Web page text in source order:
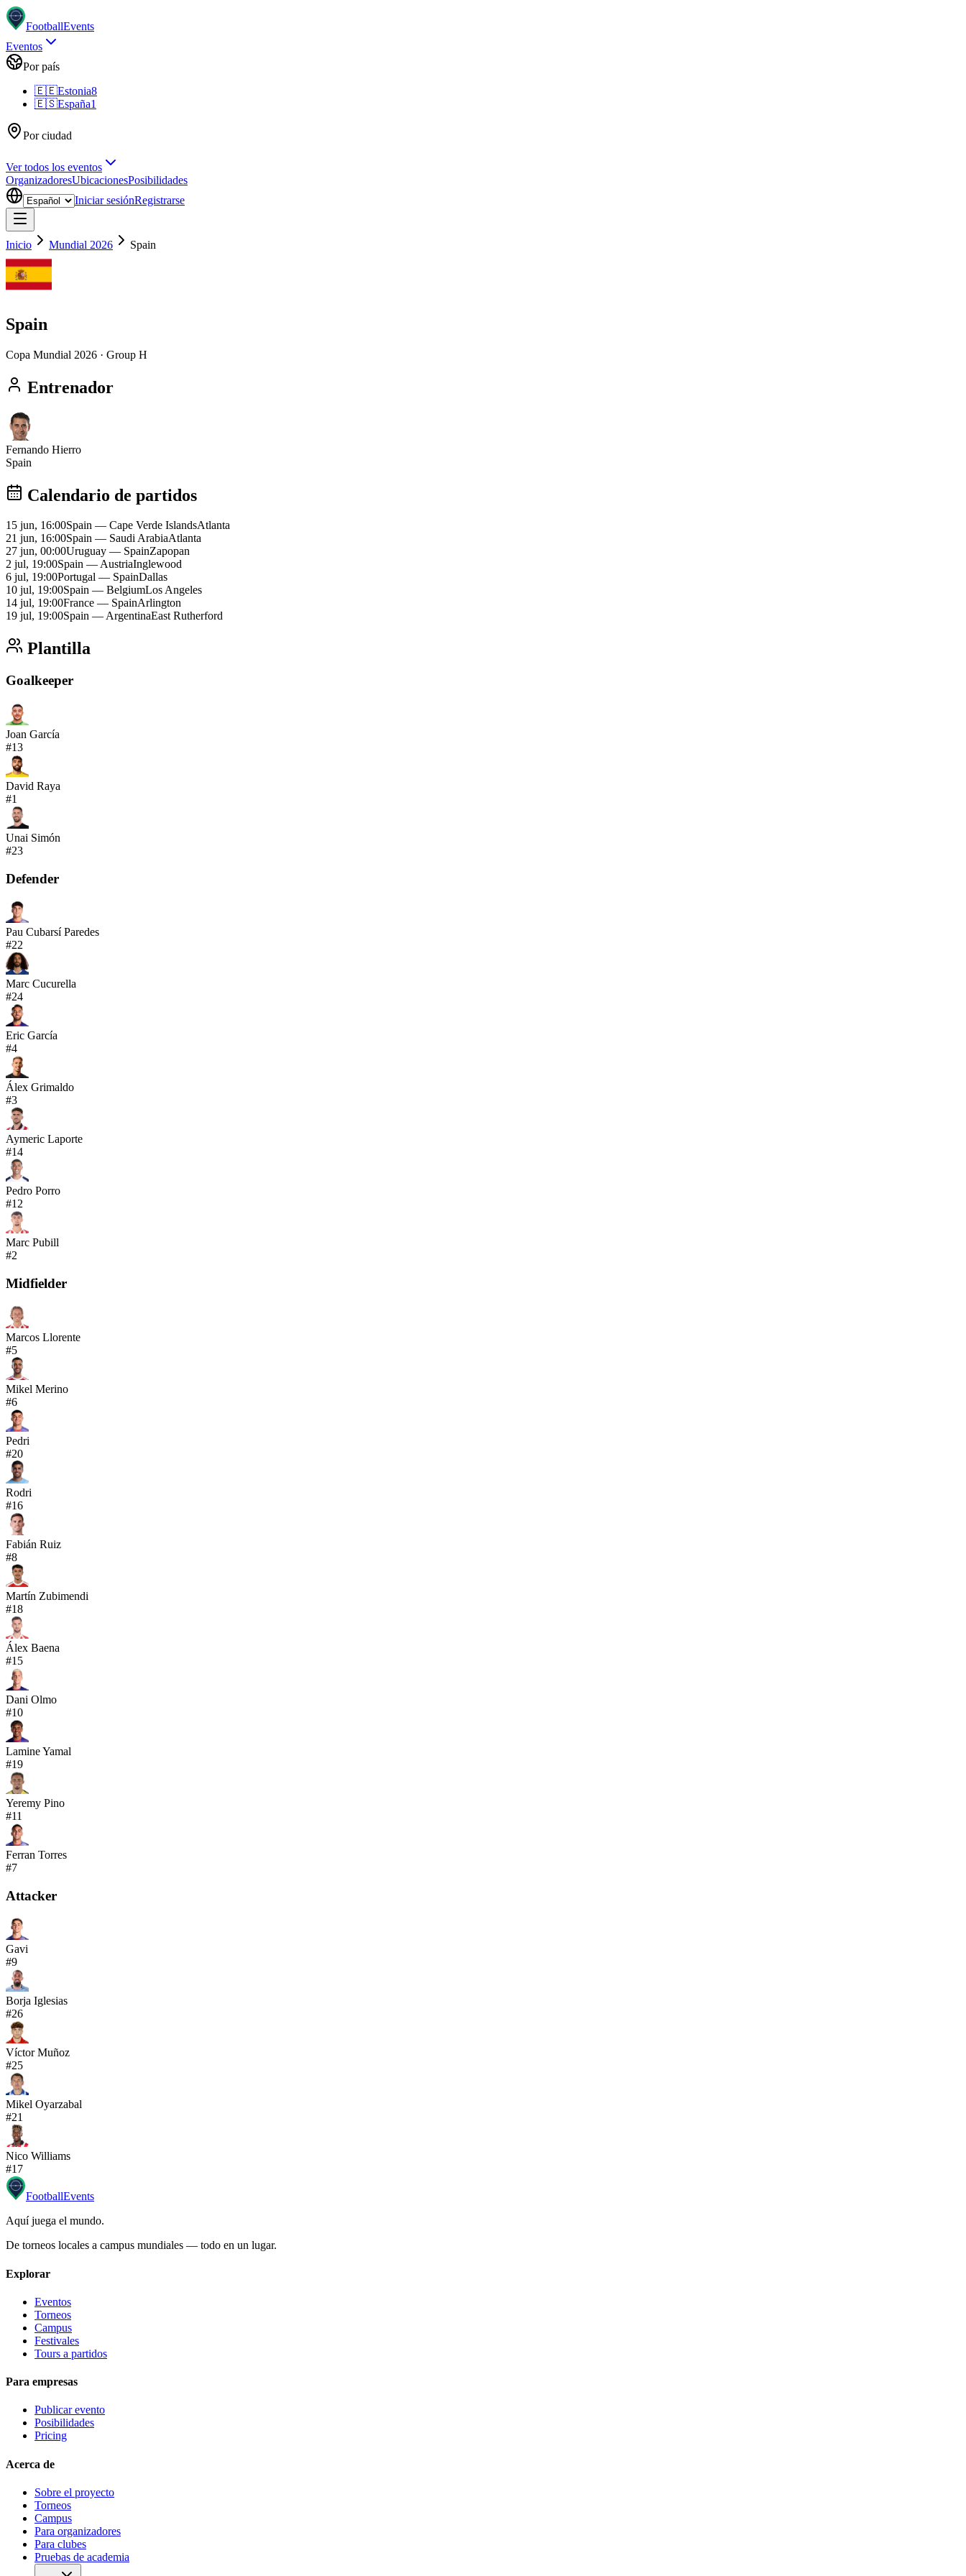
FootballEvents
Eventos
Por país
🇪🇪Estonia8
🇪🇸España1
Por ciudad
Ver todos los eventos
OrganizadoresUbicacionesPosibilidades
Iniciar sesiónRegistrarse
Inicio Mundial 2026 Spain
Spain
Copa Mundial 2026 · Group H
Entrenador
Fernando Hierro
Spain
Calendario de partidos
15 jun, 16:00Spain — Cape Verde IslandsAtlanta
21 jun, 16:00Spain — Saudi ArabiaAtlanta
27 jun, 00:00Uruguay — SpainZapopan
2 jul, 19:00Spain —AustriaInglewood
6 jul, 19:00Portugal — SpainDallas
10 jul, 19:00Spain — BelgiumLos Angeles
14 jul, 19:00France — SpainArlington
19 jul, 19:00Spain —ArgentinaEast Rutherford
Plantilla
Goalkeeper
Joan García
#13
David Raya
#1
Unai Simón
#23
Defender
Pau Cubarsí Paredes
#22
Marc Cucurella
#24
Eric García
#4
Álex Grimaldo
#3
Aymeric Laporte
#14
Pedro Porro
#12
Marc Pubill
#2
Midfielder
Marcos Llorente
#5
Mikel Merino
#6
Pedri
#20
Rodri
#16
Fabián Ruiz
#8
Martín Zubimendi
#18
Álex Baena
#15
Dani Olmo
#10
Lamine Yamal
#19
Yeremy Pino
#11
Ferran Torres
#7
Attacker
Gavi
#9
Borja Iglesias
#26
Víctor Muñoz
#25
Mikel Oyarzabal
#21
Nico Williams
#17
FootballEvents
Aquí juega el mundo.
De torneos locales a campus mundiales — todo en un lugar.
Explorar
Eventos
Torneos
Campus
Festivales
Tours a partidos
Para empresas
Publicar evento
Posibilidades
Pricing
Acerca de
Sobre el proyecto
Torneos
Campus
Para organizadores
Para clubes
Pruebas de academia